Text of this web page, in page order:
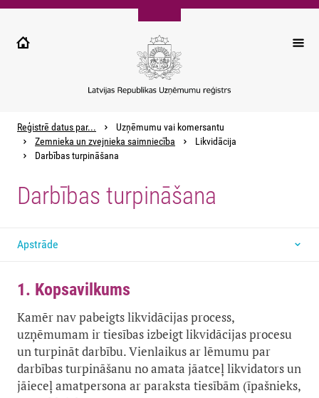
Pārlekt
galveno
Reģistrē datus par...
Uzņēmumu vai komersantu
Zemnieka un zvejnieka saimniecība
Likvidācija
Darbības turpināšana
Darbības turpināšana
Apstrāde
1. Kopsavilkums
Kamēr nav pabeigts likvidācijas process,
uzņēmumam ir tiesības izbeigt likvidācijas procesu
un turpināt darbību. Vienlaikus ar lēmumu par
darbības turpināšanu no amata jāatceļ likvidators un
jāieceļ amatpersona ar paraksta tiesībām (īpašnieks,